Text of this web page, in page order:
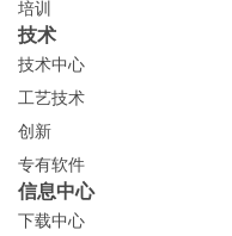
培训
技术
技术中心
工艺技术
创新
专有软件
信息中心
下载中心